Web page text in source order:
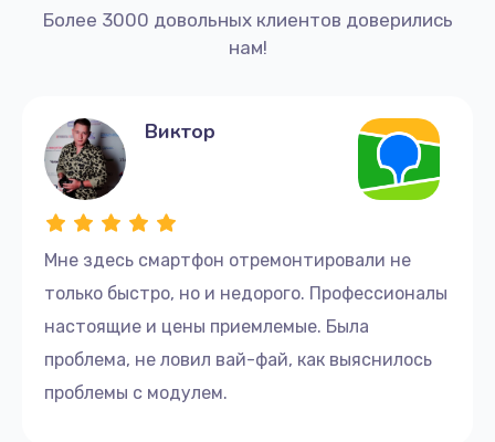
Более 3000 довольных клиентов доверились
нам!
Мне здесь смартфон отремонтировали не
только быстро, но и недорого. Профессионалы
настоящие и цены приемлемые. Была
проблема, не ловил вай-фай, как выяснилось
проблемы с модулем.
Виктор